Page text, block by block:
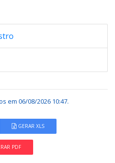
em 06/08/2026 10:47.
GERAR XLS
PDF